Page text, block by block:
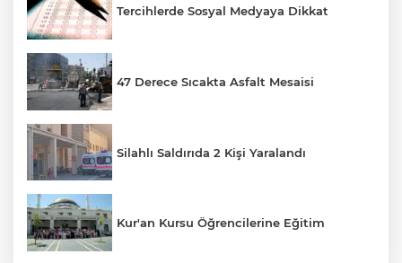
Tercihlerde Sosyal Medyaya Dikkat
47 Derece Sıcakta Asfalt Mesaisi
Silahlı Saldırıda 2 Kişi Yaralandı
Kur'an Kursu Öğrencilerine Eğitim